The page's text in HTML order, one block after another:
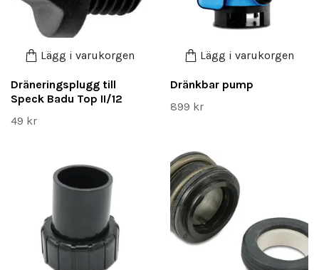
Lägg i varukorgen
Dräneringsplugg till
Speck Badu Top II/12
49 kr
Lägg i varukorgen
Dränkbar pump
899 kr